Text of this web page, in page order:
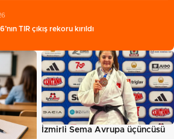
TIR çıkış rekoru kırıldı
İzmirli Sema Avrupa üçüncüsü